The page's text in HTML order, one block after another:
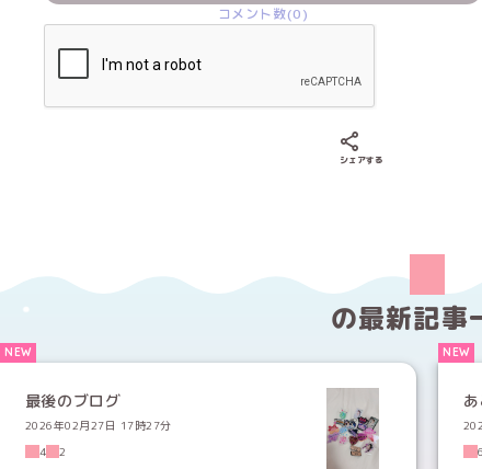
コメント数(0)
シェアする
の最新記事
最後のブログ
2026年02月27日 17時27分
4
2
6